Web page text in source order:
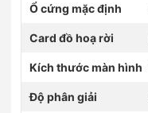
Ổ cứng mặc định
Card đồ hoạ rời
Kích thước màn hình
Độ phân giải